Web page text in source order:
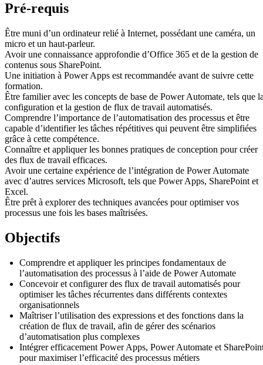
Pré-requis
Être muni d’un ordinateur relié à Internet, possédant une caméra, un
micro et un haut-parleur.
Avoir une connaissance approfondie d’Office 365 et de la gestion de
contenus sous SharePoint.
Une initiation à Power Apps est recommandée avant de suivre cette
formation.
Être familier avec les concepts de base de Power Automate, tels que
configuration et la gestion de flux de travail automatisés.
Comprendre l’importance de l’automatisation des processus et être
capable d’identifier les tâches répétitives qui peuvent être simplifiées
grâce à cette compétence.
Connaître et appliquer les bonnes pratiques de conception pour créer
des flux de travail efficaces.
Avoir une certaine expérience de l’intégration de Power Automate
avec d’autres services Microsoft, tels que Power Apps, SharePoint et
Excel.
Être prêt à explorer des techniques avancées pour optimiser vos
processus une fois les bases maîtrisées.
Objectifs
Comprendre et appliquer les principes fondamentaux de
l’automatisation des processus à l’aide de Power Automate
Concevoir et configurer des flux de travail automatisés pour
optimiser les tâches récurrentes dans différents contextes
organisationnels
Maîtriser l’utilisation des expressions et des fonctions dans la
création de flux de travail, afin de gérer des scénarios
d’automatisation plus complexes
Intégrer efficacement Power Apps, Power Automate et
pour maximiser l’efficacité des processus métiers